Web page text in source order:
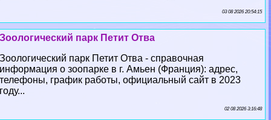
03 08 2026 20:54:15
Зоологический парк Петит Отва
Зоологический парк Петит Отва - справочная
информация о зоопарке в г. Амьен (Франция): адрес,
телефоны, график работы, официальный сайт в 2023
году...
02 08 2026 3:16:48